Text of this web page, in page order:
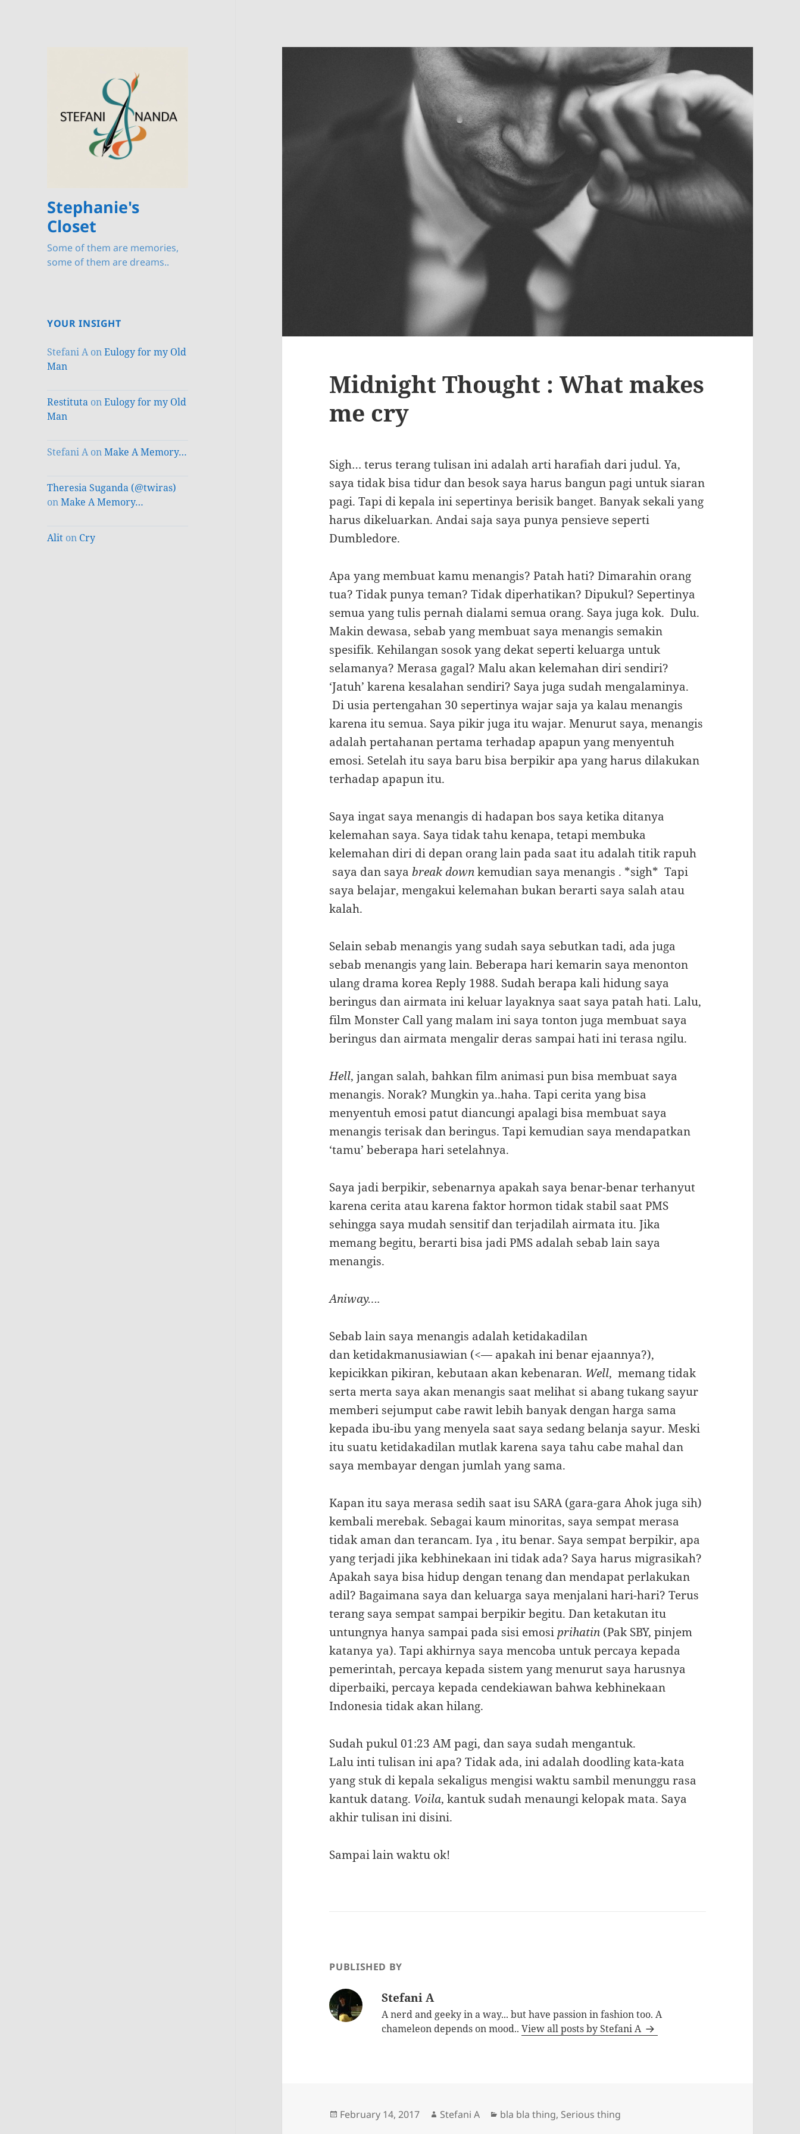
Stephanie's
Closet
Some of them are memories,
some of them are dreams..
YOUR INSIGHT
Stefani AonEulogy for my Old
Man
Restituta onEulogy for my Old
Man
Stefani AonMake A Memory…
Theresia Suganda (@twiras)
onMake A Memory…
Alit on Cry
Midnight Thought : What makes
me cry
Sigh… terus terang tulisan ini adalah arti harafiah dari judul. Ya,
saya tidak bisa tidur dan besok saya harus bangun pagi untuk siaran
pagi. Tapi di kepala ini sepertinya berisik banget. Banyak sekali yang
harus dikeluarkan. Andai saja saya punya pensieve seperti
Dumbledore.
Apa yang membuat kamu menangis? Patah hati? Dimarahin orang
tua? Tidak punya teman? Tidak diperhatikan? Dipukul? Sepertinya
semua yang tulis pernah dialami semua orang. Saya juga kok. Dulu.
Makin dewasa, sebab yang membuat saya menangis semakin
spesifik. Kehilangan sosok yang dekat seperti keluarga untuk
selamanya? Merasa gagal? Malu akan kelemahan diri sendiri?
‘Jatuh’ karena kesalahan sendiri? Saya juga sudah mengalaminya.
Di usia pertengahan 30 sepertinya wajar saja ya kalau menangis
karena itu semua. Saya pikir juga itu wajar. Menurut saya, menangis
adalah pertahanan pertama terhadap apapun yang menyentuh
emosi. Setelah itu saya baru bisa berpikir apa yang harus dilakukan
terhadap apapun itu.
Saya ingat saya menangis di hadapan bos saya ketika ditanya
kelemahan saya. Saya tidak tahu kenapa, tetapi membuka
kelemahan diri di depan orang lain pada saat itu adalah titik rapuh
saya dan sayabreak downkemudian saya menangis . *sigh* Tapi
saya belajar, mengakui kelemahan bukan berarti saya salah atau
kalah.
Selain sebab menangis yang sudah saya sebutkan tadi, ada juga
sebab menangis yang lain. Beberapa hari kemarin saya menonton
ulang drama korea Reply 1988. Sudah berapa kali hidung saya
beringus dan airmata ini keluar layaknya saat saya patah hati. Lalu,
film Monster Call yang malam ini saya tonton juga membuat saya
beringus dan airmata mengalir deras sampai hati ini terasa ngilu.
Hell, jangan salah, bahkan film animasi pun bisa membuat saya
menangis. Norak? Mungkin ya..haha. Tapi cerita yang bisa
menyentuh emosi patut diancungi apalagi bisa membuat saya
menangis terisak dan beringus. Tapi kemudian saya mendapatkan
‘tamu’ beberapa hari setelahnya.
Saya jadi berpikir, sebenarnya apakah saya benar-benar terhanyut
karena cerita atau karena faktor hormon tidak stabil saat PMS
sehingga saya mudah sensitif dan terjadilah airmata itu. Jika
memang begitu, berarti bisa jadi PMS adalah sebab lain saya
menangis.
Aniway….
Sebab lain saya menangis adalah ketidakadilan
dan ketidakmanusiawian (<— apakah ini benar ejaannya?),
kepicikkan pikiran, kebutaan akan kebenaran. Well, memang tidak
serta merta saya akan menangis saat melihat si abang tukang sayur
memberi sejumput cabe rawit lebih banyak dengan harga sama
kepada ibu-ibu yang menyela saat saya sedang belanja sayur. Meski
itu suatu ketidakadilan mutlak karena saya tahu cabe mahal dan
saya membayar dengan jumlah yang sama.
Kapan itu saya merasa sedih saat isu SARA (gara-gara Ahok juga sih)
kembali merebak. Sebagai kaum minoritas, saya sempat merasa
tidak aman dan terancam. Iya , itu benar. Saya sempat berpikir, apa
yang terjadi jika kebhinekaan ini tidak ada? Saya harus migrasikah?
Apakah saya bisa hidup dengan tenang dan mendapat perlakukan
adil? Bagaimana saya dan keluarga saya menjalani hari-hari? Terus
terang saya sempat sampai berpikir begitu. Dan ketakutan itu
untungnya hanya sampai pada sisi emosiprihatin (Pak SBY, pinjem
katanya ya). Tapi akhirnya saya mencoba untuk percaya kepada
pemerintah, percaya kepada sistem yang menurut saya harusnya
diperbaiki, percaya kepada cendekiawan bahwa kebhinekaan
Indonesia tidak akan hilang.
Sudah pukul 01:23 AM pagi, dan saya sudah mengantuk.
Lalu inti tulisan ini apa? Tidak ada, ini adalah doodling kata-kata
yang stuk di kepala sekaligus mengisi waktu sambil menunggu rasa
kantuk datang. Voila, kantuk sudah menaungi kelopak mata. Saya
akhir tulisan ini disini.
Sampai lain waktu ok!
PUBLISHED BY
Stefani A
A nerd and geeky in a way... but have passion in fashion too. A
chameleon depends on mood..View all posts by Stefani A
Posted
February 14, 2017 Author
Stefani A Categories
bla bla thing, Serious thing